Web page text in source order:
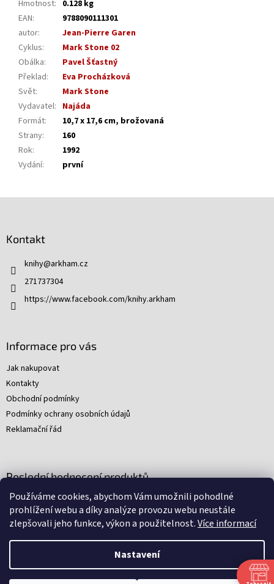
Používáme cookies, abychom Vám umožnili pohodlné
prohlížení webu a díky analýze provozu webu neustále
zlepšovali jeho funkce, výkon a použitelnost.Více informací
Nastavení
Hmotnost: 0.128 kg
EAN:
9788090111301
autor:
Jean-Pierre Garen
Cyklus:
Mark Stone 02
Obálka:
Pavel Šťastný
Překlad:
Eva Procházková
Svět:
Mark Stone
Vydavatel: Najáda
Formát:
10,7 x 17,6 cm, brožovaná
Strany:
160
Rok:
1992
Vydání: první
Kontakt
knihy@arkham.cz
271737304
https://www.facebook.com/knihy.arkham
Informace pro vás
Jak nakupovat
Kontakty
Obchodní podmínky
Podmínky ochrany osobních údajů
Reklamační řád
Poslední hodnocení produktů
Young Indiana Jones a poklad na plantáži (A)
Hodnocení produktu je 5 z 5 hvězdiček.
|
Remedio Digital|Zbyněk Svoboda
Vytvořil
Shoptet